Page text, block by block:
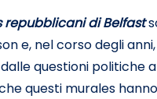
repubblicani di Belfast
e, nel corso degli
questioni politiche
questi murales